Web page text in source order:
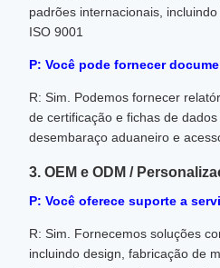
padrões internacionais, incluindo
ISO 9001
P: Você pode fornecer
R: Sim. Podemos fornecer
de certificação e fichas de
desembaraço aduaneiro e
3. OEM e ODM /
P: Você oferece suporte a
R: Sim. Fornecemos soluções
incluindo design, fabricação de